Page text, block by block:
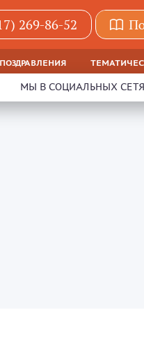
269-86-52
ПОЗДРАВЛЕНИЯ
МЫ В СОЦИАЛЬНЫХ